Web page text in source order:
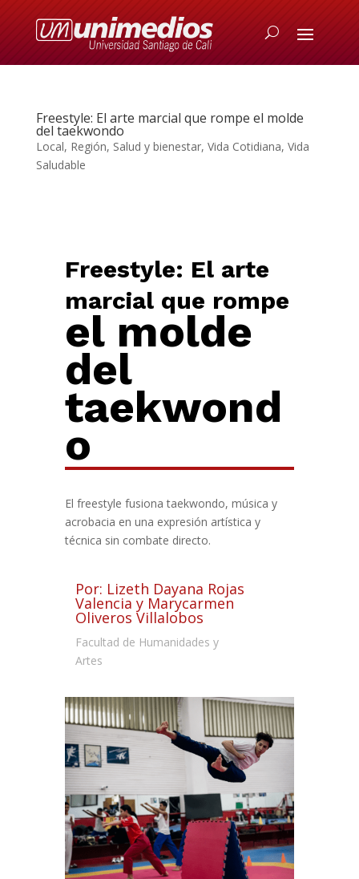
Freestyle: El arte marcial que rompe el molde
del taekwondo
Local, Región, Salud y bienestar, Vida Cotidiana, Vida
Saludable
Freestyle: El arte
marcial que rompe
el molde
del
taekwond
o
El freestyle fusiona taekwondo, música y
acrobacia en una expresión artística y
técnica sin combate directo.
Por: Lizeth Dayana Rojas
Valencia y Marycarmen
Oliveros Villalobos
Facultad de Humanidades y
Artes